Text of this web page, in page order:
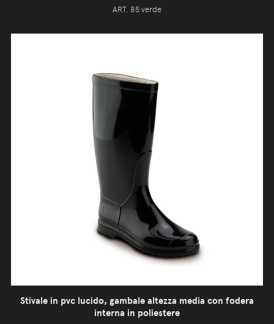
ART. 85 verde
Stivale in pvc lucido, gambale altezza media con fodera
interna in poliestere